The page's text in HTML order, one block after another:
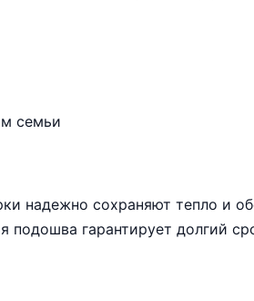
семьи
надежно сохраняют тепло и
подошва гарантирует долгий